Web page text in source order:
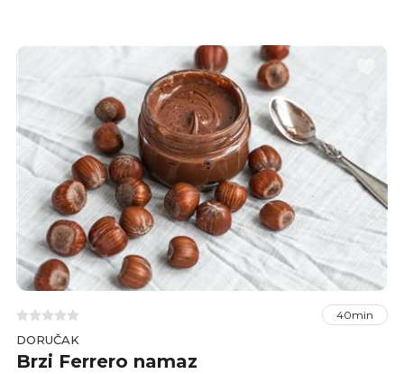
40min
DORUČAK
Brzi Ferrero namaz